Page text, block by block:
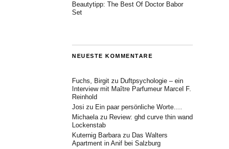
Beautytipp: The Best Of Doctor Babor
Set
NEUESTE KOMMENTARE
Fuchs, Birgit zu Duftpsychologie – ein
Interview mit Maître Parfumeur Marcel F.
Reinhold
Josi zu Ein paar persönliche Worte….
Michaelazu Review: ghd curve thin wand
Lockenstab
Kuternig Barbarazu Das Walters
Apartment in Anif bei Salzburg